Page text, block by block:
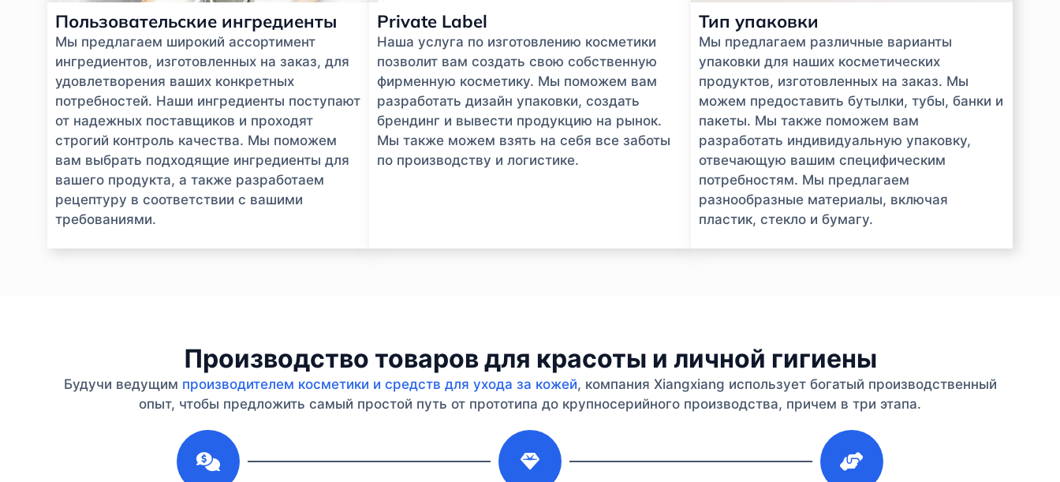
Пользовательские ингредиенты
Мы предлагаем широкий ассортимент
ингредиентов, изготовленных на заказ, для
удовлетворения ваших конкретных
потребностей. Наши ингредиенты поступают
от надежных поставщиков и проходят
строгий контроль качества. Мы поможем
вам выбрать подходящие ингредиенты для
вашего продукта, а также разработаем
рецептуру в соответствии с вашими
требованиями.
Private Label
Наша услуга по изготовлению косметики
позволит вам создать свою собственную
фирменную косметику. Мы поможем вам
разработать дизайн упаковки, создать
брендинг и вывести продукцию на рынок.
Мы также можем взять на себя все заботы
по производству и логистике.
Тип упаковки
Мы предлагаем различные варианты
упаковки для наших косметических
продуктов, изготовленных на заказ. Мы
можем предоставить бутылки, тубы, банки и
пакеты. Мы также поможем вам
разработать индивидуальную упаковку,
отвечающую вашим специфическим
потребностям. Мы предлагаем
разнообразные материалы, включая
пластик, стекло и бумагу.
Производство товаров для красоты и личной гигиены
Будучи ведущим производителем косметики и средств для ухода за кожей, компания Xiangxiang использует богатый производственный
опыт, чтобы предложить самый простой путь от прототипа до крупносерийного производства, причем в три этапа.